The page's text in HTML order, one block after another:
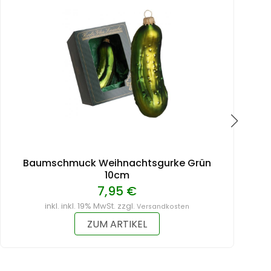
Baumschmuck Weihnachtsgurke Grün
10cm
7,95 €
inkl. inkl. 19% MwSt. zzgl. Versandkosten
ZUM ARTIKEL